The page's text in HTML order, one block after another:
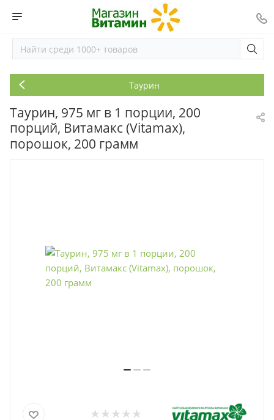
Таурин
Таурин, 975 мг в 1 порции, 200
порций, Витамакс (Vitamax),
порошок, 200 грамм